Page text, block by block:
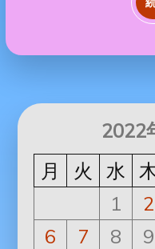
2022
月
火 水
1
2
6
7 8 9